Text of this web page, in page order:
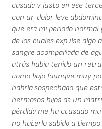
casada y justo en ese
con un dolor leve
que era mi período normal
de los cuales expulse algo
sangre acompañada de
atrás había tenido un
como bajo (aunque muy
habría sospechado que
hermosos hijos de un
pérdida me ha causado
no haberlo sabido a